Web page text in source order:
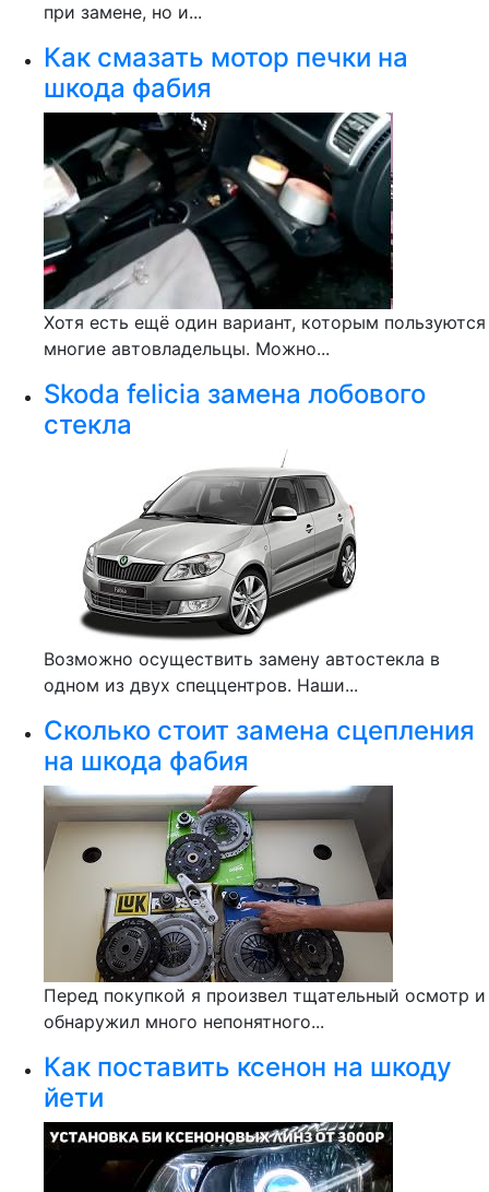
при замене, но и...
Как смазать мотор печки на
шкода фабия
Хотя есть ещё один вариант, которым пользуются
многие автовладельцы. Можно...
Skoda felicia замена лобового
стекла
Возможно осуществить замену автостекла в
одном из двух спеццентров. Наши...
Сколько стоит замена сцепления
на шкода фабия
Перед покупкой я произвел тщательный осмотр и
обнаружил много непонятного...
Как поставить ксенон на шкоду
йети